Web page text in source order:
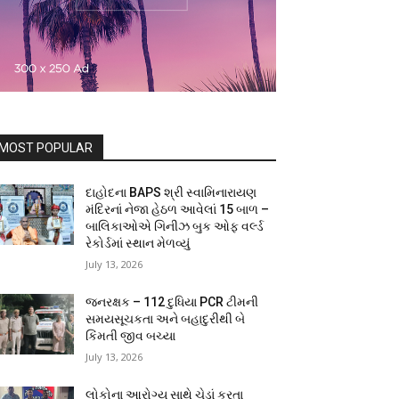
POPULAR
દાહોદના BAPS શ્રી સ્વામિનારાયણ
મંદિરનાં નેજા હેઠળ આવેલાં 15 બાળ –
બાલિકાઓએ ગિનીઝ બુક ઓફ વર્લ્ડ
રેકોર્ડમાં સ્થાન મેળવ્યું
July 13, 2026
જનરક્ષક – 112 દુધિયા PCR ટીમની
સમયસૂચકતા અને બહાદુરીથી બે
કિંમતી જીવ બચ્યા
July 13, 2026
લોકોના આરોગ્ય સાથે ચેડાં કરતા